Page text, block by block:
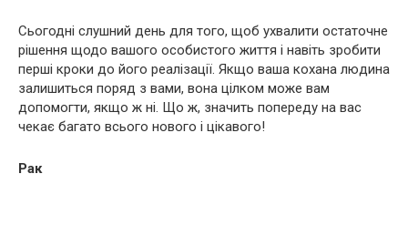
Сьогодні слушний день для того, щоб ухвалити остаточне
рішення щодо вашого особистого життя і навіть зробити
перші кроки до його реалізації. Якщо ваша кохана людина
залишиться поряд з вами, вона цілком може вам
допомогти, якщо ж ні. Що ж, значить попереду на вас
чекає багато всього нового і цікавого!
Рак